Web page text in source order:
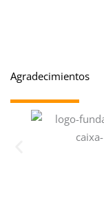
Agradecimientos